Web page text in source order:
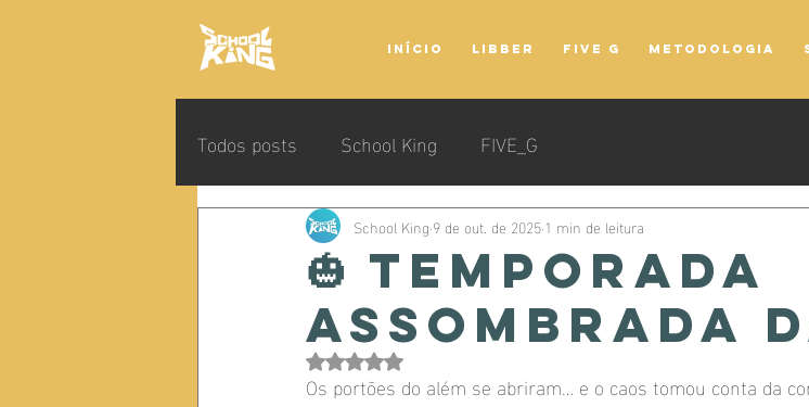
Início Libber FIVE G Metodologia
Todos posts School King FIVE_G
🎃 Temporada
Assombrada
School King 9 de out. de 2025 1 min de leitura
Avaliado com NaN de 5 estrelas.
Os portões do além se abriram… e o caos tomou conta da